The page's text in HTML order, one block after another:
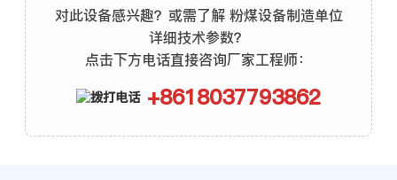
对此设备感兴趣？或需了解 粉煤设备制造单位
详细技术参数？
点击下方电话直接咨询厂家工程师：
+8618037793862